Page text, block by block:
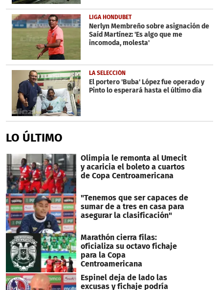
LIGA HONDUBET
Nerlyn Membreño sobre asignación de
Saíd Martínez: 'Es algo que me
incomoda, molesta'
LA SELECCIÓN
El portero 'Buba' López fue operado y
Pinto lo esperará hasta el último día
LO ÚLTIMO
Olimpia le remonta al Umecit
y acaricia el boleto a cuartos
de Copa Centroamericana
"Tenemos que ser capaces de
sumar de a tres en casa para
asegurar la clasificación"
Marathón cierra filas:
oficializa su octavo fichaje
para la Copa
Centroamericana
Espinel deja de lado las
excusas y fichaje podría